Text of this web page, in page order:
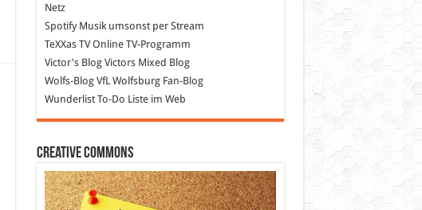
Netz
SpotifyMusik umsonst per Stream
TeXXas TVOnline TV-Programm
Victor's BlogVictors Mixed Blog
Wolfs-BlogVfL Wolfsburg Fan-Blog
WunderlistTo-Do Liste im Web
Creative Commons